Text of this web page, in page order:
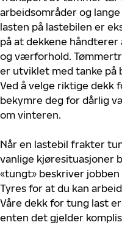
arbeidsområder og
lasten på lastebilen er
på at dekkene håndterer
og værforhold.
er utviklet med tanke på
Ved å velge riktige dekk
bekymre deg for dårlig
om vinteren.
Når en lastebil frakter
vanlige kjøresituasjoner
«tungt» beskriver
Tyres for at du kan
Våre dekk for tung last
enten det gjelder